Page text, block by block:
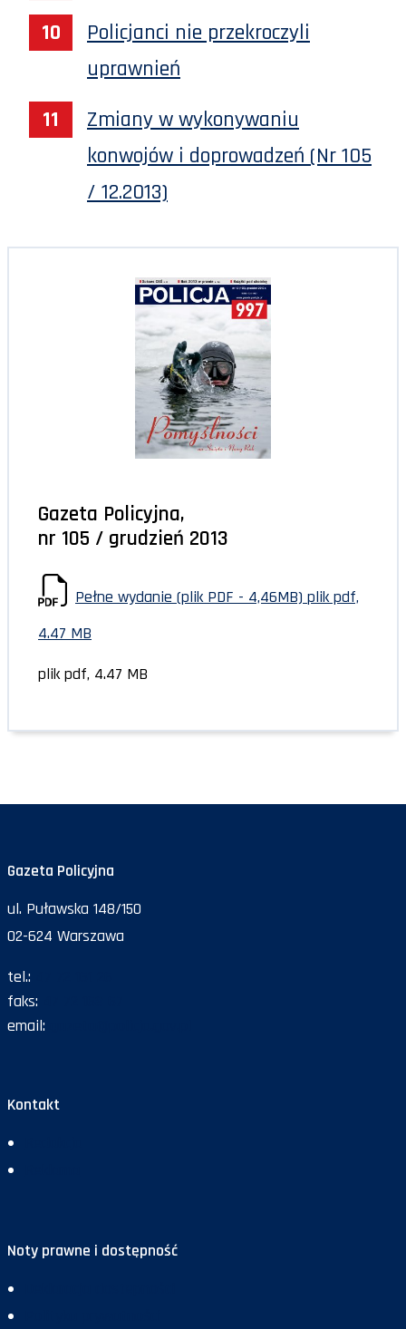
Policjanci nie przekroczyli
uprawnień
Zmiany w wykonywaniu
konwojów i doprowadzeń (Nr 105
/ 12.2013)
Gazeta Policyjna,
nr 105 / grudzień 2013
Pełne wydanie (plik PDF - 4,46MB) plik pdf,
4.47 MB
plik pdf, 4.47 MB
Gazeta Policyjna
ul. Puławska 148/150
02-624 Warszawa
tel.:
faks:
email:
Kontakt
Noty prawne i dostępność